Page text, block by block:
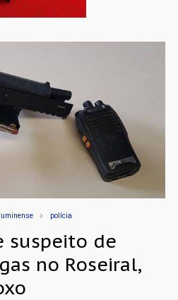
polícia
suspeito de
no Roseiral,